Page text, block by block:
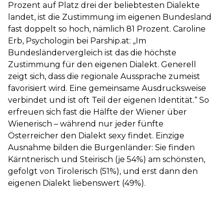
Prozent auf Platz drei der beliebtesten Dialekte
landet, ist die Zustimmung im eigenen Bundesland
fast doppelt so hoch, nämlich 81 Prozent. Caroline
Erb, Psychologin bei Parship.at: „Im
Bundesländervergleich ist das die höchste
Zustimmung für den eigenen Dialekt. Generell
zeigt sich, dass die regionale Aussprache zumeist
favorisiert wird. Eine gemeinsame Ausdrucksweise
verbindet und ist oft Teil der eigenen Identität.“ So
erfreuen sich fast die Hälfte der Wiener über
Wienerisch – während nur jeder fünfte
Österreicher den Dialekt sexy findet. Einzige
Ausnahme bilden die Burgenländer: Sie finden
Kärntnerisch und Steirisch (je 54%) am schönsten,
gefolgt von Tirolerisch (51%), und erst dann den
eigenen Dialekt liebenswert (49%).